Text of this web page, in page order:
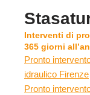
Interventi di
365 giorni
Pronto
idraulico Firenze
Pronto